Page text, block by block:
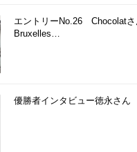
エントリーNo.26 Chocolatさ
Bruxelles…
優勝者インタビュー徳永さ